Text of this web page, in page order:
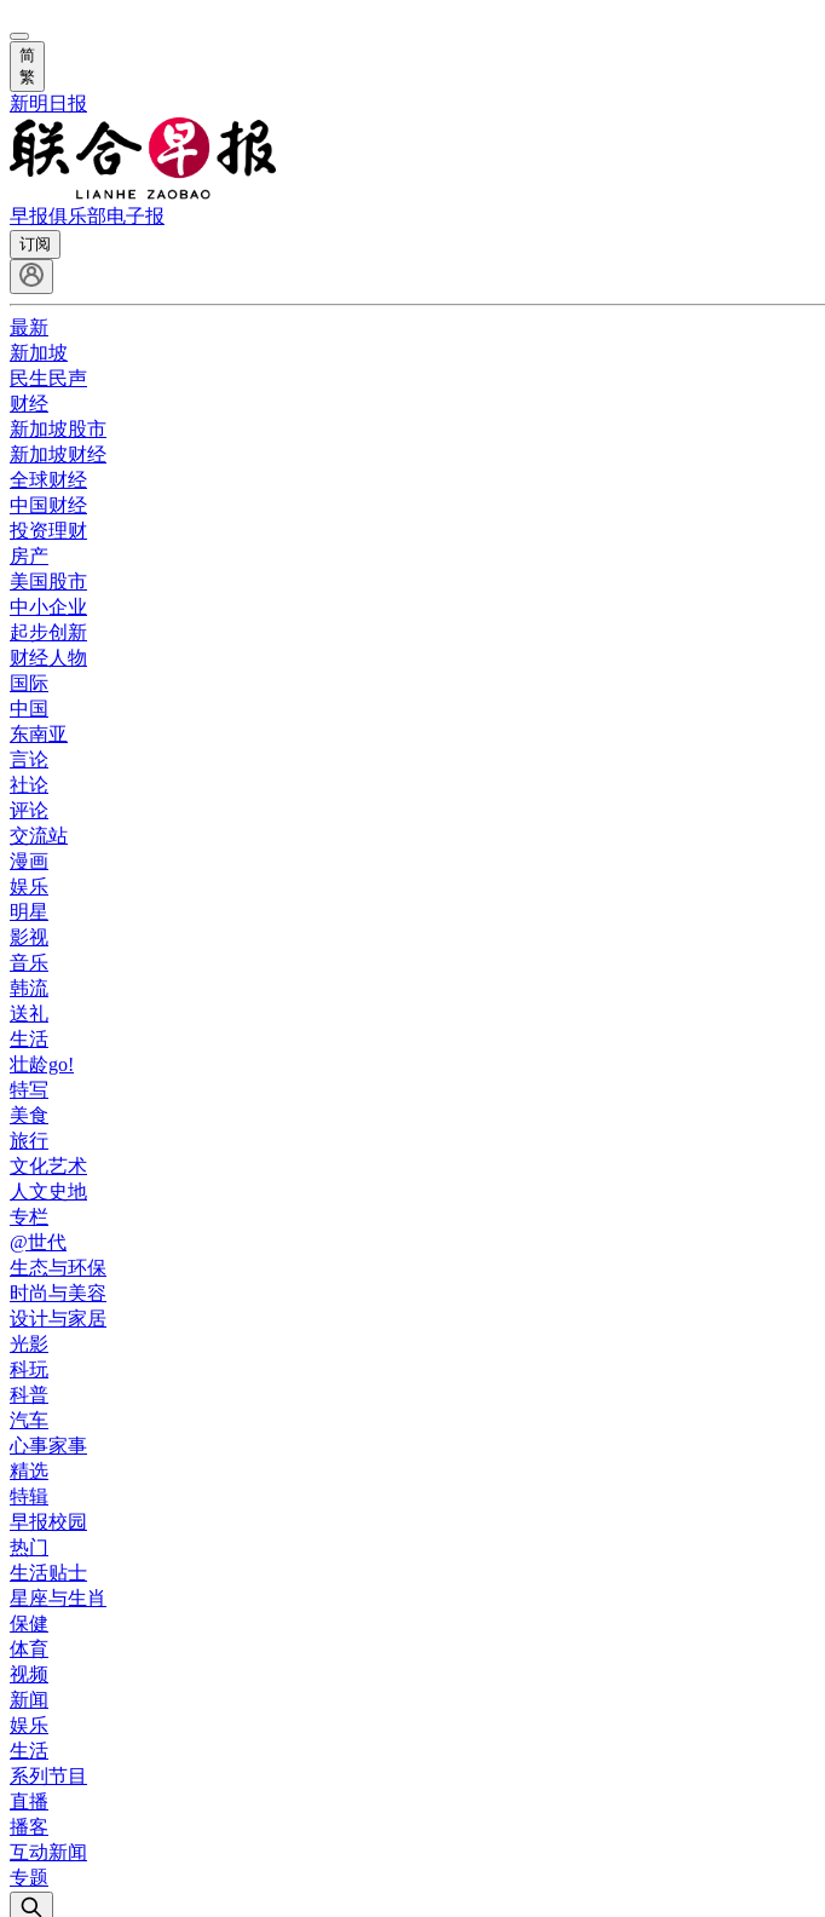
简
繁
新明日报
早报俱乐部电子报
订阅
最新
新加坡
民生民声
财经
新加坡股市
新加坡财经
全球财经
中国财经
投资理财
房产
美国股市
中小企业
起步创新
财经人物
国际
中国
东南亚
言论
社论
评论
交流站
漫画
娱乐
明星
影视
音乐
韩流
送礼
生活
壮龄go!
特写
美食
旅行
文化艺术
人文史地
专栏
@世代
生态与环保
时尚与美容
设计与家居
光影
科玩
科普
汽车
心事家事
精选
特辑
早报校园
热门
生活贴士
星座与生肖
保健
体育
视频
新闻
娱乐
生活
系列节目
直播
播客
互动新闻
专题